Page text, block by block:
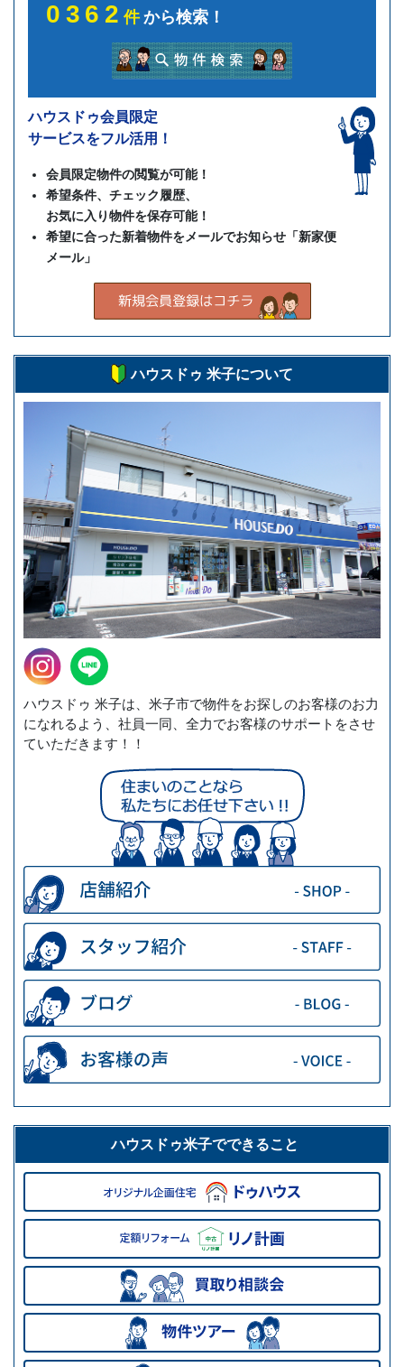
0362件から検索！
ハウスドゥ会員限定
サービスをフル活用！
会員限定物件の閲覧が可能！
希望条件、チェック履歴、
お気に入り物件を保存可能！
希望に合った新着物件をメールでお知らせ「新家便
メール」
ハウスドゥ 米子について
ハウスドゥ 米子は、米子市で物件をお探しのお客様のお力
になれるよう、社員一同、全力でお客様のサポートをさせ
ていただきます！！
ハウスドゥ米子でできること